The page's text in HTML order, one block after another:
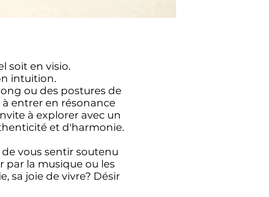
soit en visio.
intuition.
ou des postures de
entrer en résonance
à explorer avec un
et d'harmonie.
vous sentir soutenu
par la musique ou les
sa joie de vivre? Désir